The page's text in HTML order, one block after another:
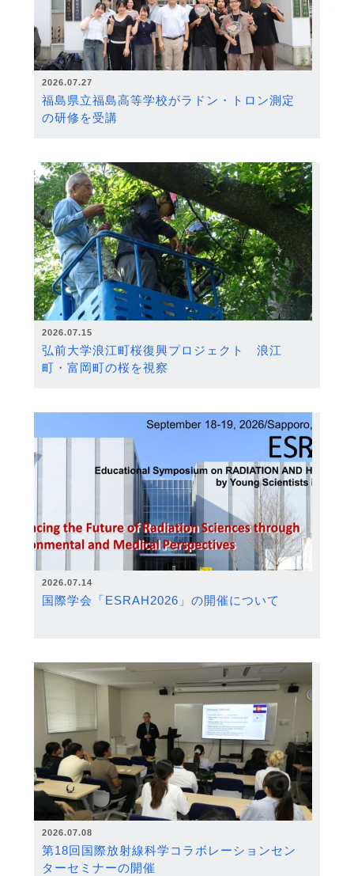
2026.07.27
福島県立福島高等学校がラドン・トロン測定
の研修を受講
2026.07.15
弘前大学浪江町桜復興プロジェクト 浪江
町・富岡町の桜を視察
2026.07.14
国際学会「ESRAH2026」の開催について
2026.07.08
第18回国際放射線科学コラボレーションセン
ターセミナーの開催